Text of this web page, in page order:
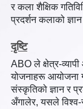
र कला शैक्षिक
प्रदर्शन कलाको ज्ञान
दृष्टि
ABO ले क्षेत्र-व्यापी
योजनाहरू आयोजना
संस्कृतिको ज्ञान र
अँगालेर, यसले विश्व-